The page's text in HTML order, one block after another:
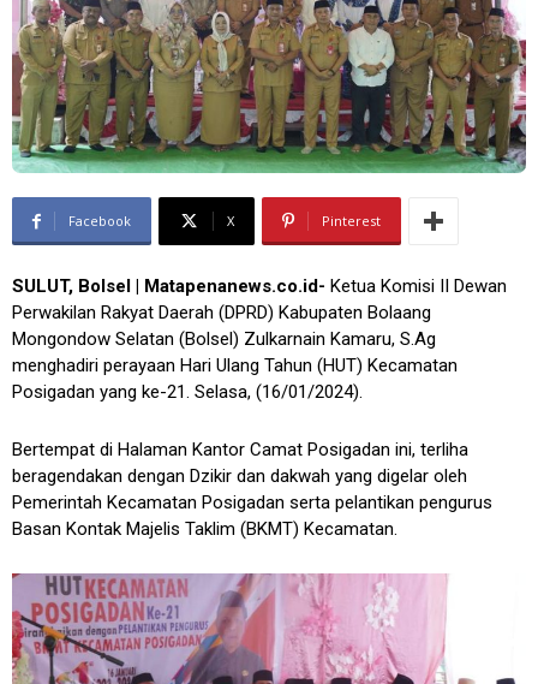
Facebook X Pinterest
SULUT, Bolsel | Matapenanews.co.id- Ketua Komisi II Dewan
Perwakilan Rakyat Daerah (DPRD) Kabupaten Bolaang
Mongondow Selatan (Bolsel) Zulkarnain Kamaru, S.Ag
menghadiri perayaan Hari Ulang Tahun (HUT) Kecamatan
Posigadan yang ke-21. Selasa, (16/01/2024).
Bertempat di Halaman Kantor Camat Posigadan ini, terliha
beragendakan dengan Dzikir dan dakwah yang digelar oleh
Pemerintah Kecamatan Posigadan serta pelantikan pengurus
Basan Kontak Majelis Taklim (BKMT) Kecamatan.